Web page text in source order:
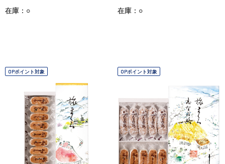
在庫：○ 在庫：○
OPポイント対象 OPポイント対象